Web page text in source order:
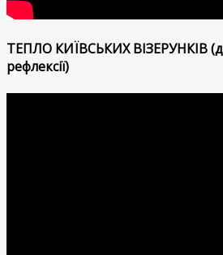
ТЕПЛО КИЇВСЬКИХ ВІЗЕРУНКІВ
рефлексії)